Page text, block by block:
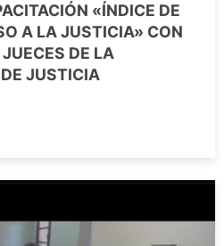
«ÍNDICE DE
A LA JUSTICIA» CON
DE LA
JUSTICIA